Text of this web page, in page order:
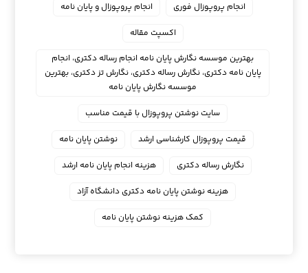
انجام پروپوزال فوری
انجام پروپوزال و پایان نامه
اکسپت مقاله
بهترین موسسه نگارش پایان نامه انجام رساله دکتری، انجام
پایان نامه دکتری، نگارش رساله دکتری، نگارش تز دکتری، بهترین
موسسه نگارش پایان نامه
سایت نوشتن پروپوزال با قیمت مناسب
قیمت پروپوزال کارشناسی ارشد
نوشتن پایان نامه
نگارش رساله دکتری
هزینه انجام پایان نامه ارشد
هزینه نوشتن پایان نامه دکتری دانشگاه آزاد
کمک هزینه نوشتن پایان نامه